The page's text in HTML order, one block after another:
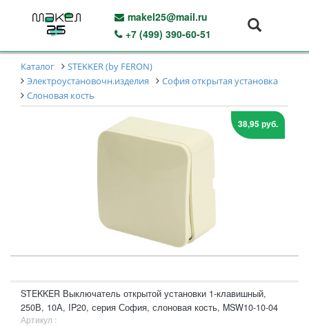
makel25@mail.ru
+7 (499) 390-60-51
Каталог
STEKKER (by FERON)
Электроустановочн.изделия
София открытая установка
Слоновая кость
38,95 руб.
STEKKER Выключатель открытой установки 1-клавишный,
250В, 10А, IP20, серия София, слоновая кость, MSW10-10-04
Артикул :